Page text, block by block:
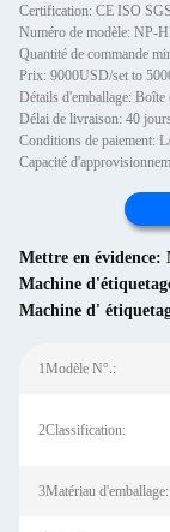
Certification: CE ISO SGS
Numéro de modèle: NP-
Quantité de commande
Prix: 9000USD/set to
Détails d'emballage: Boîte
Délai de livraison: 40
Conditions de paiement:
Capacité
Mettre en évidence:
Machine
Machine d'
1Modèle N°.:
2Classification:
3Matériau d'emballage: